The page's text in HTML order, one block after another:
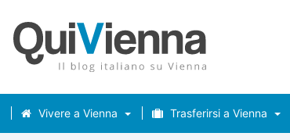
Vivere a Vienna Trasferirsi a Vienna